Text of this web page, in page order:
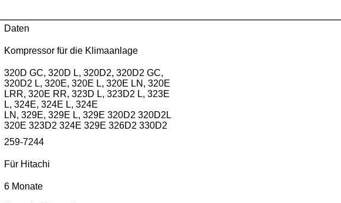
Daten
Kompressor für die Klimaanlage
320D GC, 320D L, 320D2, 320D2 GC,
320D2 L, 320E, 320E L, 320E LN, 320E
LRR, 320E RR, 323D L, 323D2 L, 323E
L, 324E, 324E L, 324E
LN, 329E, 329E L, 329E 320D2 320D2L
320E 323D2 324E 329E 326D2 330D2
259-7244
Für Hitachi
6 Monate